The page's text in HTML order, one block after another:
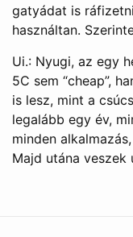
gatyádat is
használtan.
Ui.: Nyugi, az egy
5C sem “cheap”,
is lesz, mint a
legalább egy év,
minden
Majd utána veszek